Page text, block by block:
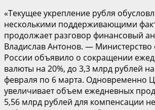
«Текущее укрепление рубля
несколькими поддерживающими
продолжает разговор финансовый
Владислав Антонов. —
России объявило о сокращении
валюты на 20%, до 3,3 млрд рублей
февраля по 6 марта. Одновременно
увеличивает объем ежедневных
5,56 млрд рублей для компенсации